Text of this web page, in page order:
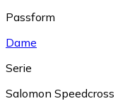
Passform
Dame
Serie
Salomon Speedcross